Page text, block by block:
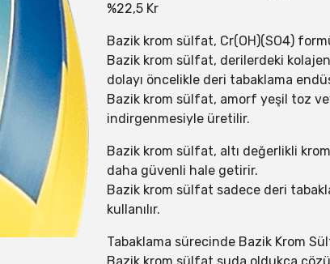
%22,5 Kr
Bazik krom sülfat, Cr(OH)(SO4)
Bazik krom sülfat, derilerdeki
dolayı öncelikle deri tabaklama
Bazik krom sülfat, amorf yeşil toz
indirgenmesiyle üretilir.
Bazik krom sülfat, altı değerlikli
daha güvenli hale getirir.
Bazik krom sülfat sadece deri
kullanılır.
Tabaklama sürecinde Bazik Krom